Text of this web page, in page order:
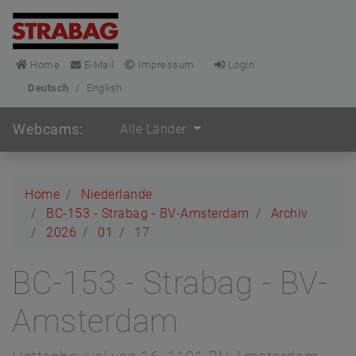
Home E-Mail Impressum
Login
Deutsch
/ English
Webcams: Alle Länder
Home
Niederlande
BC-153 - Strabag - BV-Amsterdam
Archiv
2026
01 17
BC-153 - Strabag - BV-
Amsterdam